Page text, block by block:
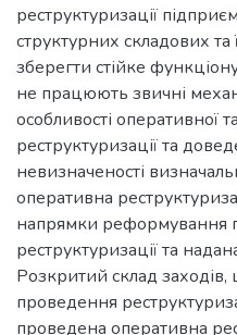
реструктуризації
структурних складових та
зберегти стійке
не працюють звичні
особливості оперативної
реструктуризації та
невизначеності
оперативна
напрямки реформування
реструктуризації та
Розкритий склад заходів,
проведення
проведена оперативна